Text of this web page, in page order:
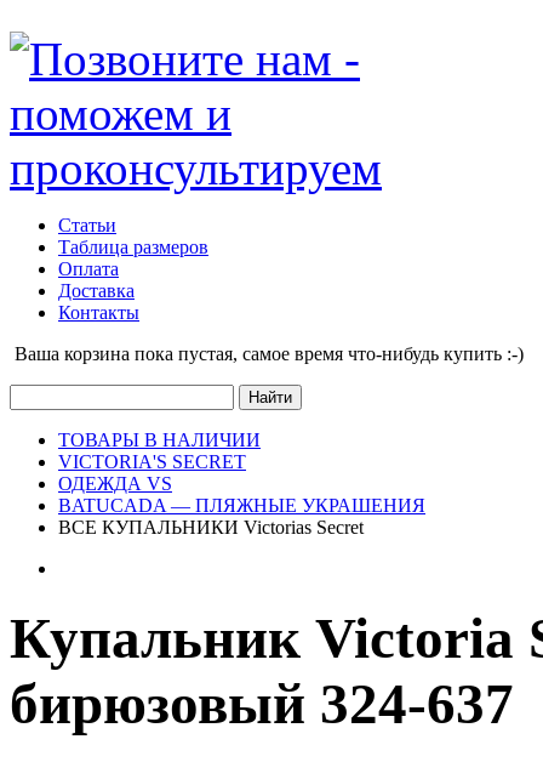
Статьи
Таблица размеров
Оплата
Доставка
Контакты
Ваша корзина пока пустая, cамое время что-нибудь купить :-)
ТОВАРЫ В НАЛИЧИИ
VICTORIA'S SECRET
ОДЕЖДА VS
BATUCADA — ПЛЯЖНЫЕ УКРАШЕНИЯ
ВСЕ КУПАЛЬНИКИ Victorias Secret
Купальник Victoria
бирюзовый 324-637